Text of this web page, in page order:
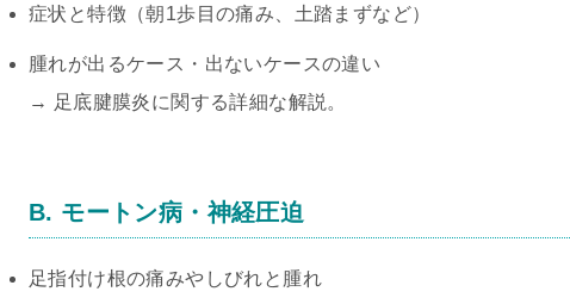
症状と特徴（朝1歩目の痛み、土踏まずなど）
腫れが出るケース・出ないケースの違い
→ 足底腱膜炎に関する詳細な解説。
B. モートン病・神経圧迫
足指付け根の痛みやしびれと腫れ